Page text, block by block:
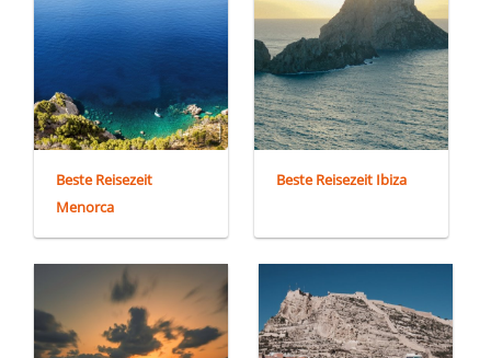
Beste Reisezeit
Menorca
Beste Reisezeit Ibiza